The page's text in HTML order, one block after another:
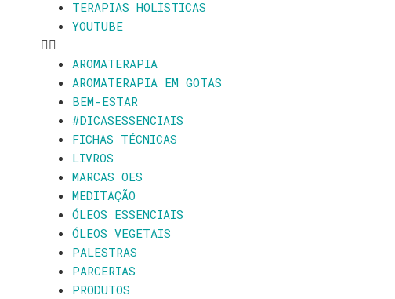
TERAPIAS HOLÍSTICAS
YOUTUBE
AROMATERAPIA
AROMATERAPIA EM GOTAS
BEM-ESTAR
#DICASESSENCIAIS
FICHAS TÉCNICAS
LIVROS
MARCAS OES
MEDITAÇÃO
ÓLEOS ESSENCIAIS
ÓLEOS VEGETAIS
PALESTRAS
PARCERIAS
PRODUTOS